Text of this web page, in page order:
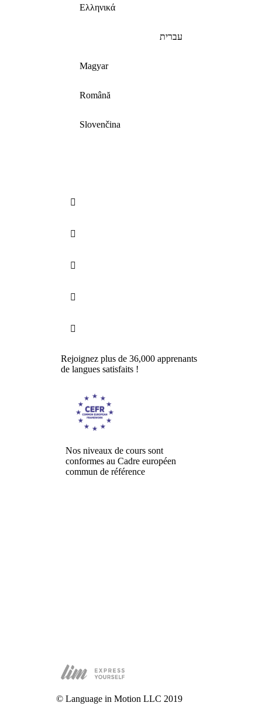
Ελληνικά
עברית
Magyar
Română
Slovenčina





Rejoignez plus de 36,000 apprenants
de langues satisfaits !
Nos niveaux de cours sont
conformes au Cadre européen
commun de référence
© Language in Motion LLC 2019